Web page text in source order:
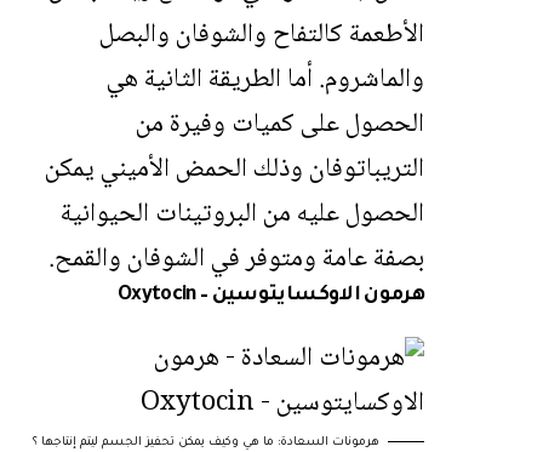
الأطعمة كالتفاح والشوفان والبصل
والماشروم. أما الطريقة الثانية هي
الحصول على كميات وفيرة من
التريباتوفان وذلك الحمض الأميني يمكن
الحصول عليه من البروتينات الحيوانية
بصفة عامة ومتوفر في الشوفان والقمح.
هرمون الاوكسايتوسين – Oxytocin
هرمونات السعادة: ما هي وكيف يمكن تحفيز الجسم ليتم إنتاجها ؟